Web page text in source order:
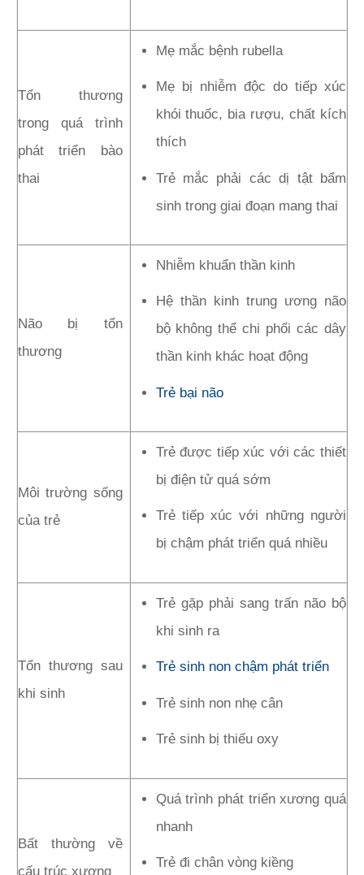
Tổn thương
trong quá trình
phát triển bào
thai
Mẹ mắc bệnh rubella
Mẹ bị nhiễm độc do tiếp xúc
khói thuốc, bia rượu, chất kích
thích
Trẻ mắc phải các dị tật bẩm
sinh trong giai đoạn mang thai
Não bị tổn
thương
Nhiễm khuẩn thần kinh
Hệ thần kinh trung ương não
bộ không thể chi phối các dây
thần kinh khác hoạt động
Trẻ bại não
Môi trường sống
của trẻ
Trẻ được tiếp xúc với các thiết
bị điện tử quá sớm
Trẻ tiếp xúc với những người
bị chậm phát triển quá nhiều
Tổn thương sau
khi sinh
Trẻ gặp phải sang trấn não bộ
khi sinh ra
Trẻ sinh non chậm phát triển
Trẻ sinh non nhẹ cân
Trẻ sinh bị thiếu oxy
Bất thường về
cấu trúc xương
Quá trình phát triển xương quá
nhanh
Trẻ đi chân vòng kiềng